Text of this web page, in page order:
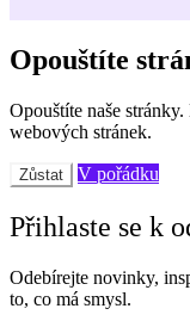
Opouštíte
Opouštíte naše
webových stránek.
Zůstat V pořádku
Přihlaste se k
Odebírejte novinky,
to, co má smysl.